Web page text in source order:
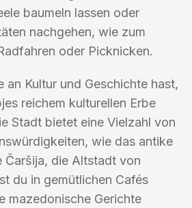
baumeln lassen oder
nachgehen, wie zum
oder Picknicken.
an Kultur und Geschichte hast,
reichem kulturellen Erbe
Stadt bietet eine Vielzahl von
wie das antike
Čaršija, die Altstadt von
du in gemütlichen Cafés
mazedonische Gerichte